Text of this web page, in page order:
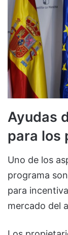
Ayudas
para los
Uno de los
programa
para
mercado del